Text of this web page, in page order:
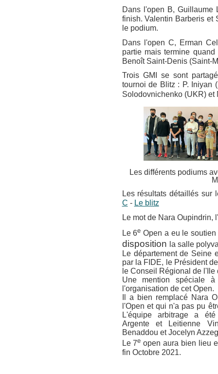
Dans l'open B, Guillaume
finish. Valentin Barberis et
le podium.
Dans l'open C, Erman
partie mais termine
Benoît Saint-Denis (Saint-
Trois GMI se sont
tournoi de Blitz : P. Iniyan
Solodovnichenko (UKR) et
Les différents podiums
Les résultats détaillés sur
C - Le blitz
Le mot de Nara Oupindrin,
Le 6e Open a eu le
disposition la salle
Le département de Seine
par la FIDE, le Président
le Conseil Régional de l'Ile
Une mention spéciale
l'organisation de cet Open.
Il a bien remplacé Nara
l'Open et qui n'a pas pu
L'équipe arbitrage a
Argente et Leitienne
Benaddou et Jocelyn
Le 7e open aura bien lieu
fin Octobre 2021.